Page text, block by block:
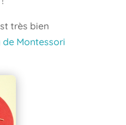
très bien
Montessori